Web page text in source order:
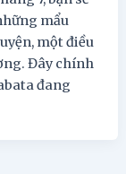
mẩu
một điều
Đây chính
đang